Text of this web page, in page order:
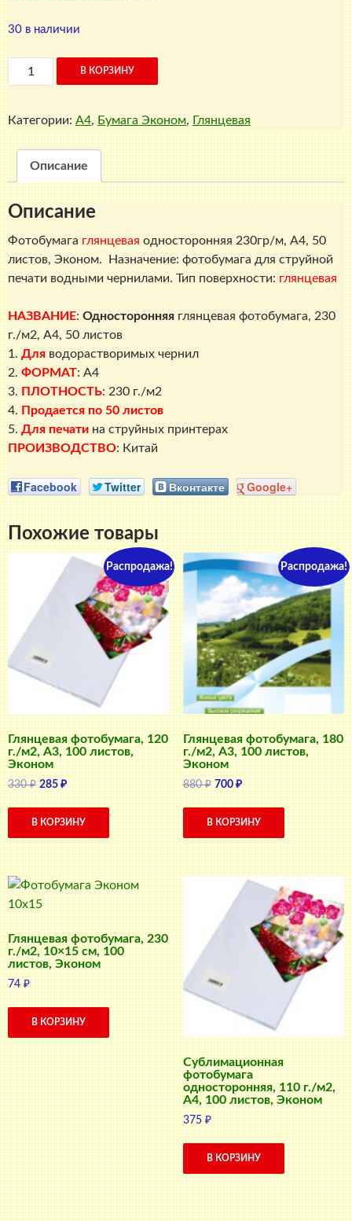
30 в наличии
Количество
товара
Глянцевая
фотобумага,
230
г./
м2,
A4,
50
листов,
Эконом
В КОРЗИНУ
Категории: A4, Бумага Эконом, Глянцевая
Описание
Описание
Фотобумага глянцевая односторонняя 230гр/м, A4, 50
листов, Эконом. Назначение: фотобумага для струйной
печати водными чернилами. Тип поверхности: глянцевая
НАЗВАНИЕ: Односторонняя глянцевая фотобумага, 230
г./м2, A4, 50 листов
1. Для водорастворимых чернил
2. ФОРМАТ: A4
3. ПЛОТНОСТЬ: 230 г./м2
4. Продается по 50 листов
5. Для печати на струйных принтерах
ПРОИЗВОДСТВО: Китай
Facebook Twitter Вконтакте Google+
Похожие товары
Распродажа!
Глянцевая фотобумага, 120
г./м2, A3, 100 листов,
Эконом
330₽ Первоначальная
цена
составляла
285₽Текущая
цена:
285 ₽.
В КОРЗИНУ
Распродажа!
Глянцевая фотобумага, 180
г./м2, A3, 100 листов,
Эконом
880₽ Первоначальная
цена
составляла
700₽Текущая
цена:
700 ₽.
В КОРЗИНУ
Глянцевая фотобумага, 230
г./м2, 10×15 см, 100
листов, Эконом
74₽
В КОРЗИНУ
Сублимационная
фотобумага
односторонняя, 110 г./м2,
A4, 100 листов, Эконом
375₽
В КОРЗИНУ